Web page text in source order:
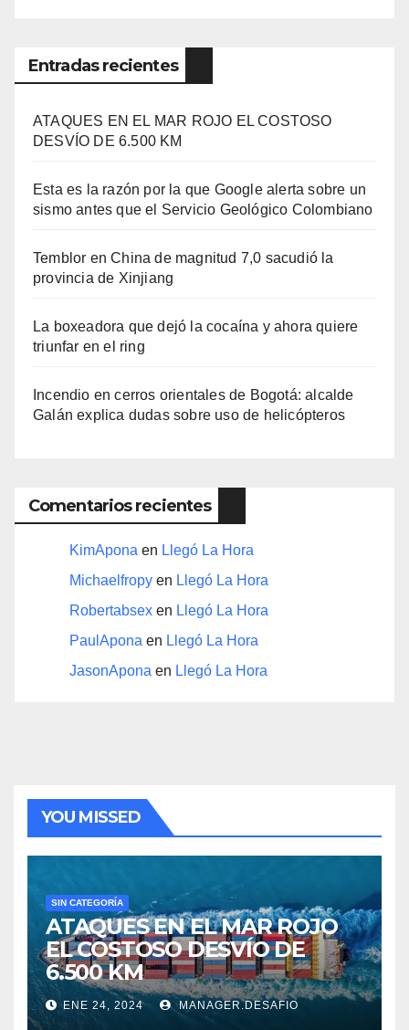
Entradas recientes
ATAQUES EN EL MAR ROJO EL COSTOSO
DESVÍO DE 6.500 KM
Esta es la razón por la que Google alerta sobre un
sismo antes que el Servicio Geológico Colombiano
Temblor en China de magnitud 7,0 sacudió la
provincia de Xinjiang
La boxeadora que dejó la cocaína y ahora quiere
triunfar en el ring​
Incendio en cerros orientales de Bogotá: alcalde
Galán explica dudas sobre uso de helicópteros
Comentarios recientes
KimApona en Llegó La Hora
Michaelfropy en Llegó La Hora
Robertabsex en Llegó La Hora
PaulApona en Llegó La Hora
JasonApona en Llegó La Hora
YOU MISSED
SIN CATEGORÍA
ATAQUES EN EL MAR ROJO
EL COSTOSO DESVÍO DE
6.500 KM
ENE 24, 2024 MANAGER.DESAFIO